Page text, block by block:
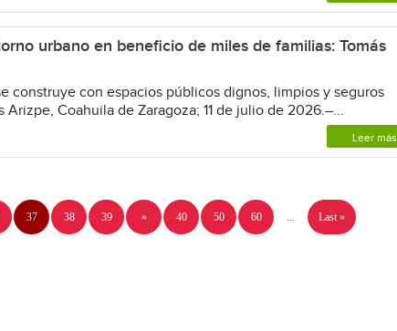
urbano en beneficio de miles de familias: Tomás
construye con espacios públicos dignos, limpios y seguros
Arizpe, Coahuila de Zaragoza; 11 de julio de 2026.–...
Leer más
37 38 39 » 40 50 60 ... Last »